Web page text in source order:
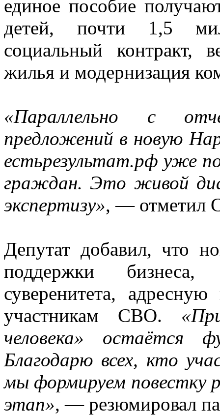
единое пособие
детей, почти 1,5
социальный контракт,
жилья и модернизация
«Параллельно с
предложений в новую
естьрезультат.рф уже
граждан. Это живой
экспертизу», — отметил
Депутат добавил, что
поддержки бизнеса,
суверенитета,
участникам СВО.
человека» остаётся
Благодарю всех, кто
мы формируем повестку
этап», — резюмировал